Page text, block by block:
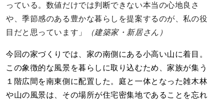
っている。数値だけでは判断できない本当の心地良さ
や、季節感のある豊かな暮らしを提案するのが、私の役
目だと思っています」
（建築家・新居さん）
今回の家づくりでは、家の南側にある小高い山に着目。
この象徴的な風景を暮らしに取り込むため、家族が集う
１階広間を南東側に配置した。庭と一体となった雑木林
や山の風景は、その場所が住宅密集地であることを忘れ